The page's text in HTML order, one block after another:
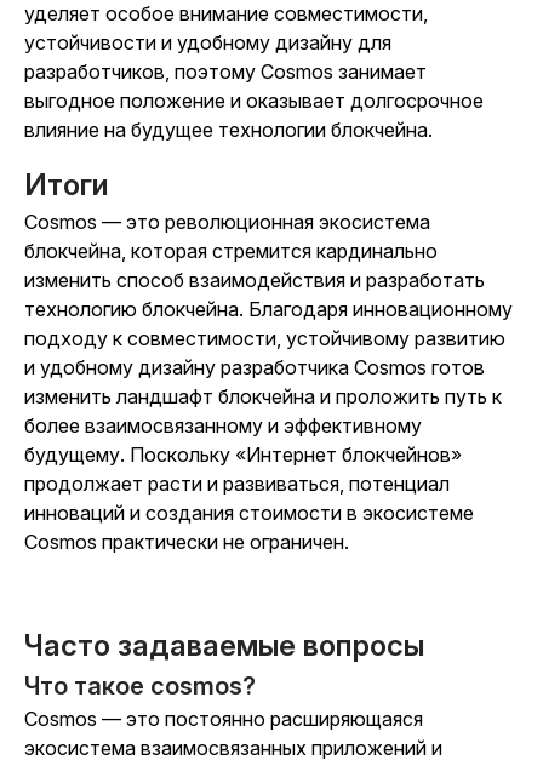
уделяет особое внимание совместимости,
устойчивости и удобному дизайну для
разработчиков, поэтому Cosmos занимает
выгодное положение и оказывает долгосрочное
влияние на будущее технологии блокчейна.
Итоги
Cosmos — это революционная экосистема
блокчейна, которая стремится кардинально
изменить способ взаимодействия и разработать
технологию блокчейна. Благодаря инновационному
подходу к совместимости, устойчивому развитию
и удобному дизайну разработчика Cosmos готов
изменить ландшафт блокчейна и проложить путь к
более взаимосвязанному и эффективному
будущему. Поскольку «Интернет блокчейнов»
продолжает расти и развиваться, потенциал
инноваций и создания стоимости в экосистеме
Cosmos практически не ограничен.
Часто задаваемые вопросы
Что такое cosmos?
Cosmos — это постоянно расширяющаяся
экосистема взаимосвязанных приложений и